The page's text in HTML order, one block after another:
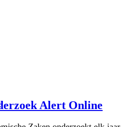
Alert Online